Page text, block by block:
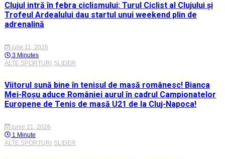
Clujul intră în febra ciclismului: Turul Ciclist al Clujului și
Trofeul Ardealului dau startul unui weekend plin de
adrenalină
iulie 11, 2026
3 Minutes
ALTE SPORTURI
SLIDER
Viitorul sună bine în tenisul de masă românesc! Bianca
Mei-Roșu aduce României aurul în cadrul Campionatelor
Europene de Tenis de masă U21 de la Cluj-Napoca!
iunie 21, 2026
1 Minute
ALTE SPORTURI SLIDER